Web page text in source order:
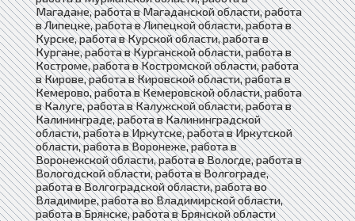
Магадане, работа в Магаданской области, работа
в Липецке, работа в Липецкой области, работа в
Курске, работа в Курской области, работа в
Кургане, работа в Курганской области, работа в
Костроме, работа в Костромской области, работа
в Кирове, работа в Кировской области, работа в
Кемерово, работа в Кемеровской области, работа
в Калуге, работа в Калужской области, работа в
Калининграде, работа в Калининградской
области, работа в Иркутске, работа в Иркутской
области, работа в Воронеже, работа в
Воронежской области, работа в Вологде, работа в
Вологодской области, работа в Волгограде,
работа в Волгоградской области, работа во
Владимире, работа во Владимирской области,
работа в Брянске, работа в Брянской области